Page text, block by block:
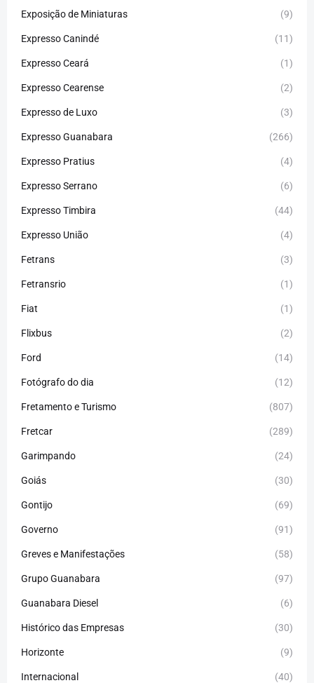
Exposição de Miniaturas (9)
Expresso Canindé (11)
Expresso Ceará (1)
Expresso Cearense (2)
Expresso de Luxo (3)
Expresso Guanabara (266)
Expresso Pratius (4)
Expresso Serrano (6)
Expresso Timbira (44)
Expresso União (4)
Fetrans (3)
Fetransrio (1)
Fiat (1)
Flixbus (2)
Ford (14)
Fotógrafo do dia (12)
Fretamento e Turismo (807)
Fretcar (289)
Garimpando (24)
Goiás (30)
Gontijo (69)
Governo (91)
Greves e Manifestações (58)
Grupo Guanabara (97)
Guanabara Diesel (6)
Histórico das Empresas (30)
Horizonte (9)
Internacional (40)